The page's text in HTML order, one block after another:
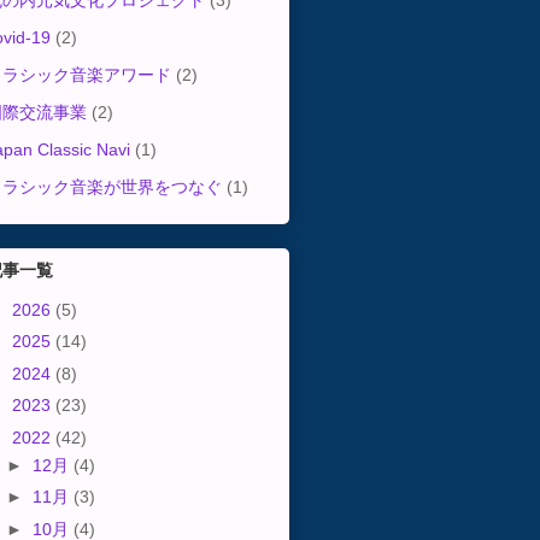
19 (2)
シック音楽アワード (2)
交流事業 (2)
Classic Navi (1)
シック音楽が世界をつなぐ (1)
一覧
2026 (5)
2025 (14)
2024 (8)
2023 (23)
2022 (42)
► 12月 (4)
► 11月 (3)
► 10月 (4)